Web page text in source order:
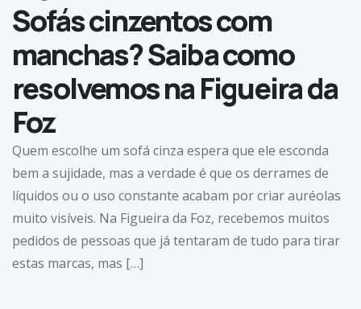
Sofás cinzentos com
manchas? Saiba como
resolvemos na Figueira da
Foz
Quem escolhe um sofá cinza espera que ele esconda
bem a sujidade, mas a verdade é que os derrames de
líquidos ou o uso constante acabam por criar auréolas
muito visíveis. Na Figueira da Foz, recebemos muitos
pedidos de pessoas que já tentaram de tudo para tirar
estas marcas, mas […]